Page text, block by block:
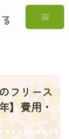
フリース
】費用・